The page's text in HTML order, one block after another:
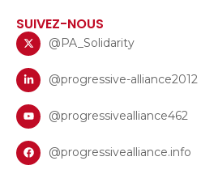
SUIVEZ-NOUS
@PA_Solidarity
@progressive-alliance2012
@progressivealliance462
@progressivealliance.info